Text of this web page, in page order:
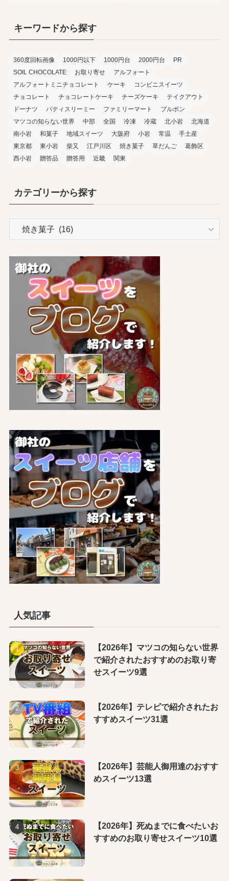
キーワードから探す
360度回転画像 1000円以下 1000円台 2000円台
PR
SOIL CHOCOLATE
お取り寄せ
アルフォート
アルフォートミニチョコレート
ケーキ
コンビニスイーツ
チョコレート
チョコレートケーキ チーズケーキ
テイクアウト
ドーナツ
パティスリーミー ファミリーマート
ブルボン
マツコの知らない世界
中部 全国 冷凍 冷蔵 北小岩
北海道
南小岩
和菓子 地域スイーツ 大阪府 小岩 常温
手土産
東京都
東小岩 柴又 江戸川区 焼き菓子 草だんご
葛飾区
西小岩
贈答品 贈答用 近畿 関東
カテゴリーから探す
リ
ー
人気記事
【2026年】マツコの知らない世界
で紹介されたおすすめのお取り寄
せスイーツ9選
【2026年】テレビで紹介されたお
すすめスイーツ31選
【2026年】芸能人御用達のおすす
めスイーツ13選
【2026年】死ぬまでに食べたいお
すすめのお取り寄せスイーツ10選